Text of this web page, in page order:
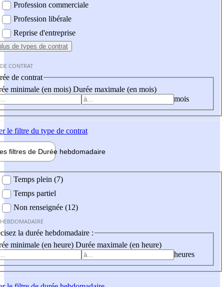
Profession commerciale
Profession libérale
Reprise d'entreprise
de types de contrat
CONTRAT
de contrat
minimale (en mois) Durée maximale (en mois)
mois
le filtre du type de contrat
filtres de Durée hebdomadaire
Temps plein (7)
Temps partiel
Non renseignée (12)
la durée hebdomadaire :
minimale (en heure) Durée maximale (en heure)
heures